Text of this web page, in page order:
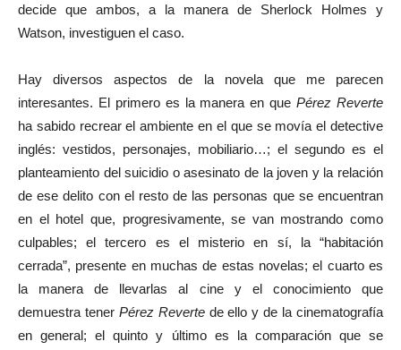
decide que ambos, a la manera de Sherlock Holmes y
Watson, investiguen el caso.
Hay diversos aspectos de la novela que me parecen
interesantes. El primero es la manera en quePérez Reverte
ha sabido recrear el ambiente en el que se movía el detective
inglés: vestidos, personajes, mobiliario…; el segundo es el
planteamiento del suicidio o asesinato de la joven y la relación
de ese delito con el resto de las personas que se encuentran
en el hotel que, progresivamente, se van mostrando como
culpables; el tercero es el misterio en sí, la “habitación
cerrada”, presente en muchas de estas novelas; el cuarto es
la manera de llevarlas al cine y el conocimiento que
demuestra tener Pérez Revertede ello y de la cinematografía
en general; el quinto y último es la comparación que se